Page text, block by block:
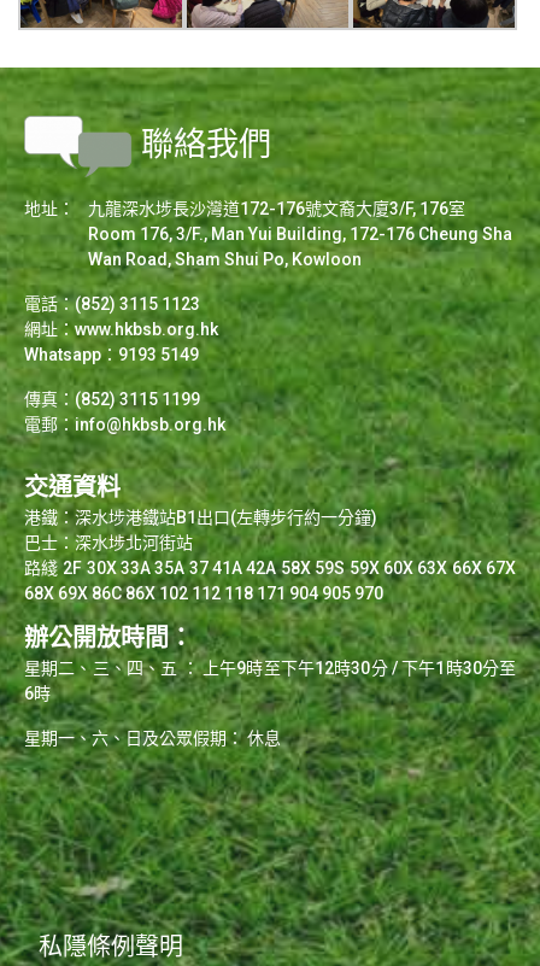
聯絡我們
地址：
九龍深水埗長沙灣道172-176號文裔大廈3/F, 176室
Room 176, 3/F., Man Yui Building, 172-176 Cheung Sha
Wan Road, Sham Shui Po, Kowloon
電話：(852) 3115 1123
網址：www.hkbsb.org.hk
Whatsapp：9193 5149
傳真：(852) 3115 1199
電郵：info@hkbsb.org.hk
交通資料
港鐵：深水埗港鐵站B1出口(左轉步行約一分鐘)
巴士：深水埗北河街站
路綫 2F 30X 33A 35A 37 41A 42A 58X 59S 59X 60X 63X 66X 67X
68X 69X 86C 86X 102 112 118 171 904 905 970
辦公開放時間：
星期二、三、四、五 ： 上午9時至下午12時30分 / 下午1時30分至
6時
星期一、六、日及公眾假期： 休息
0
私隱條例聲明